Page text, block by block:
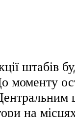
штабів
на